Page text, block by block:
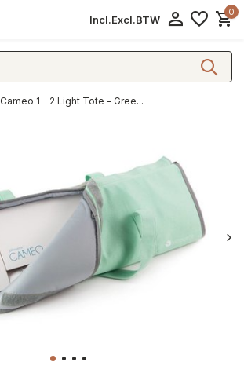
Incl.Excl.BTW
0
Cameo 1 - 2 Light Tote - Gree...